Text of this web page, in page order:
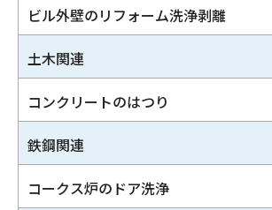
ビル外壁のリフォーム洗浄剥離
土木関連
コンクリートのはつり
鉄鋼関連
コークス炉のドア洗浄